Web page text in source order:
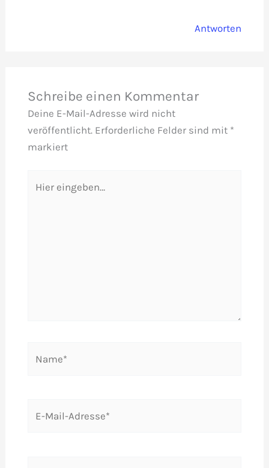
Antworten
Schreibe einen Kommentar
Deine E-Mail-Adresse wird nicht
veröffentlicht. Erforderliche Felder sind mit *
markiert
eingeben…